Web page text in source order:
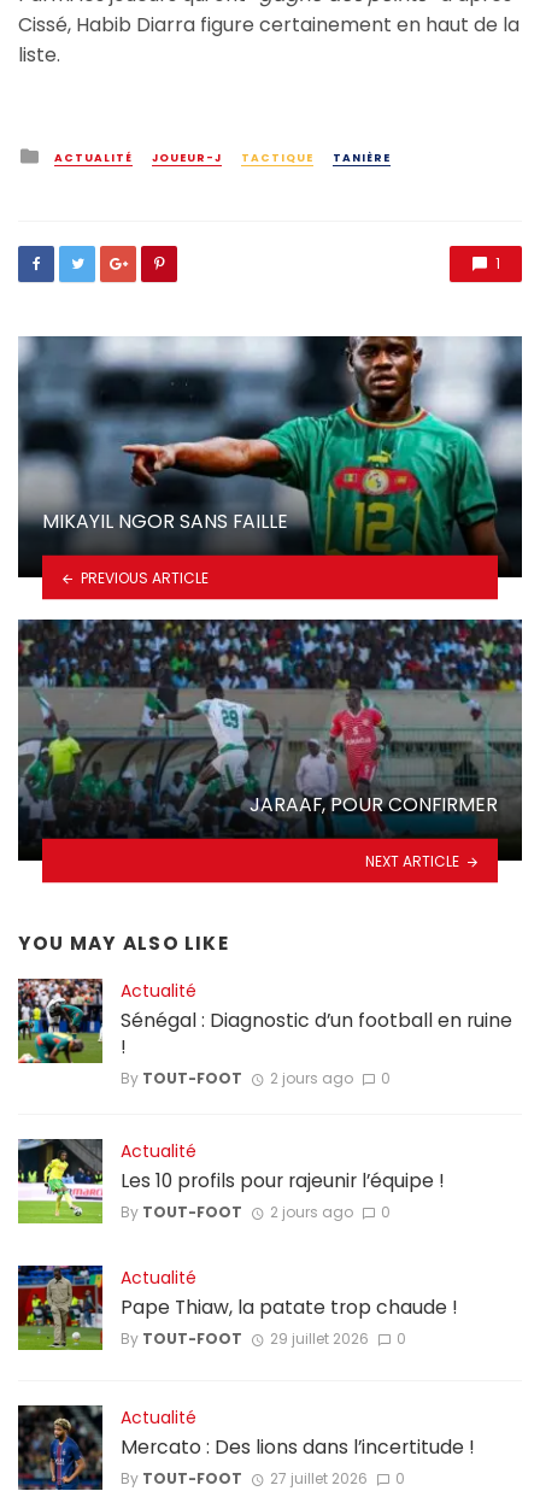
Cissé, Habib Diarra figure certainement en haut de la
liste.
Posted
in
ACTUALITÉ JOUEUR-J TACTIQUE TANIÈRE
1
MIKAYIL NGOR SANS FAILLE
PREVIOUS ARTICLE
JARAAF, POUR CONFIRMER
NEXT ARTICLE
YOU MAY ALSO LIKE
Actualité
Sénégal : Diagnostic d’un football en ruine
!
By TOUT-FOOT 2 jours ago 0
Actualité
Les 10 profils pour rajeunir l’équipe !
By TOUT-FOOT 2 jours ago 0
Actualité
Pape Thiaw, la patate trop chaude !
By TOUT-FOOT 29 juillet 2026 0
Actualité
Mercato : Des lions dans l’incertitude !
By TOUT-FOOT 27 juillet 2026 0